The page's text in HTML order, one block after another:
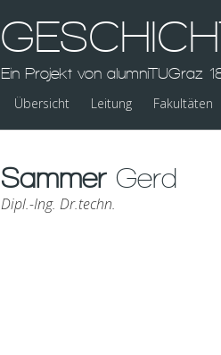
Ein Projekt von alumniTUGraz
Übersicht Leitung Fakultäten
SammerGerd
Dipl.-Ing. Dr.techn.